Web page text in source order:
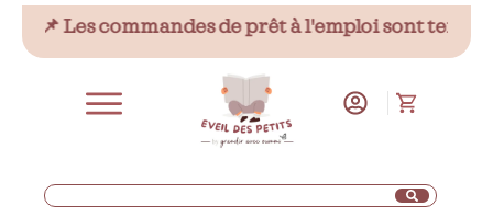
📌 Les commandes de prêt à l'emploi sont